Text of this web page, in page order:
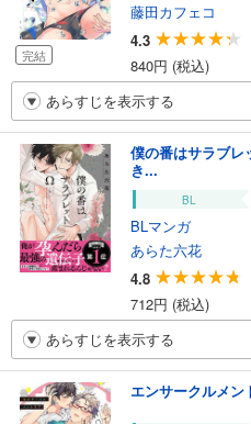
完結
藤田カフェコ
4.3
840円 (税込)
あらすじを表示する
僕の番はサラブ
き...
BL
BLマンガ
あらた六花
4.8
712円 (税込)
あらすじを表示する
エンサークルメン